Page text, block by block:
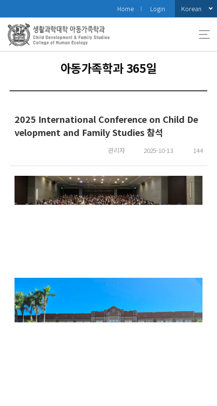
로
메
Home Login Korean
아동가족학과 365일
2025 International Conference on Child De
velopment and Family Studies 참석
관리자 2025-10-13 144